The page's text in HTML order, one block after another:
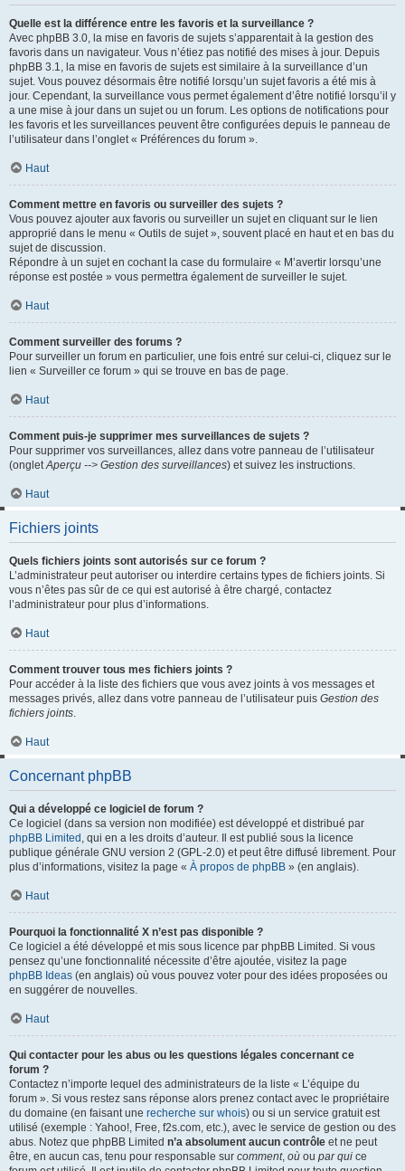
Quelle est la différence entre les favoris et la surveillance ?
Avec phpBB 3.0, la mise en favoris de sujets s’apparentait à la gestion des
favoris dans un navigateur. Vous n’étiez pas notifié des mises à jour. Depuis
phpBB 3.1, la mise en favoris de sujets est similaire à la surveillance d’un
sujet. Vous pouvez désormais être notifié lorsqu’un sujet favoris a été mis à
jour. Cependant, la surveillance vous permet également d’être notifié lorsqu’il y
a une mise à jour dans un sujet ou un forum. Les options de notifications pour
les favoris et les surveillances peuvent être configurées depuis le panneau de
l’utilisateur dans l’onglet « Préférences du forum ».
Haut
Comment mettre en favoris ou surveiller des sujets ?
Vous pouvez ajouter aux favoris ou surveiller un sujet en cliquant sur le lien
approprié dans le menu « Outils de sujet », souvent placé en haut et en bas du
sujet de discussion.
Répondre à un sujet en cochant la case du formulaire « M’avertir lorsqu’une
réponse est postée » vous permettra également de surveiller le sujet.
Haut
Comment surveiller des forums ?
Pour surveiller un forum en particulier, une fois entré sur celui-ci, cliquez sur le
lien « Surveiller ce forum » qui se trouve en bas de page.
Haut
Comment puis-je supprimer mes surveillances de sujets ?
Pour supprimer vos surveillances, allez dans votre panneau de l’utilisateur
(ongletAperçu --> Gestion des surveillances) et suivez les instructions.
Haut
Fichiers joints
Quels fichiers joints sont autorisés sur ce forum ?
L’administrateur peut autoriser ou interdire certains types de fichiers joints. Si
vous n’êtes pas sûr de ce qui est autorisé à être chargé, contactez
l’administrateur pour plus d’informations.
Haut
Comment trouver tous mes fichiers joints ?
Pour accéder à la liste des fichiers que vous avez joints à vos messages et
messages privés, allez dans votre panneau de l’utilisateur puis Gestion des
fichiers joints.
Haut
Concernant phpBB
Qui a développé ce logiciel de forum ?
Ce logiciel (dans sa version non modifiée) est développé et distribué par
phpBB Limited , qui en a les droits d’auteur. Il est publié sous la licence
publique générale GNU version 2 (GPL-2.0) et peut être diffusé librement. Pour
plus d’informations, visitez la page « À propos de phpBB » (en anglais).
Haut
Pourquoi la fonctionnalité X n’est pas disponible ?
Ce logiciel a été développé et mis sous licence par phpBB Limited. Si vous
pensez qu’une fonctionnalité nécessite d’être ajoutée, visitez la page
phpBB Ideas (en anglais) où vous pouvez voter pour des idées proposées ou
en suggérer de nouvelles.
Haut
Qui contacter pour les abus ou les questions légales concernant ce
forum ?
Contactez n’importe lequel des administrateurs de la liste « L’équipe du
forum ». Si vous restez sans réponse alors prenez contact avec le propriétaire
du domaine (en faisant une recherche sur whois) ou si un service gratuit est
utilisé (exemple : Yahoo!, Free, f2s.com, etc.), avec le service de gestion ou des
abus. Notez que phpBB Limited n’a absolument aucun contrôle et ne peut
être, en aucun cas, tenu pour responsable sur comment, où ou par qui ce